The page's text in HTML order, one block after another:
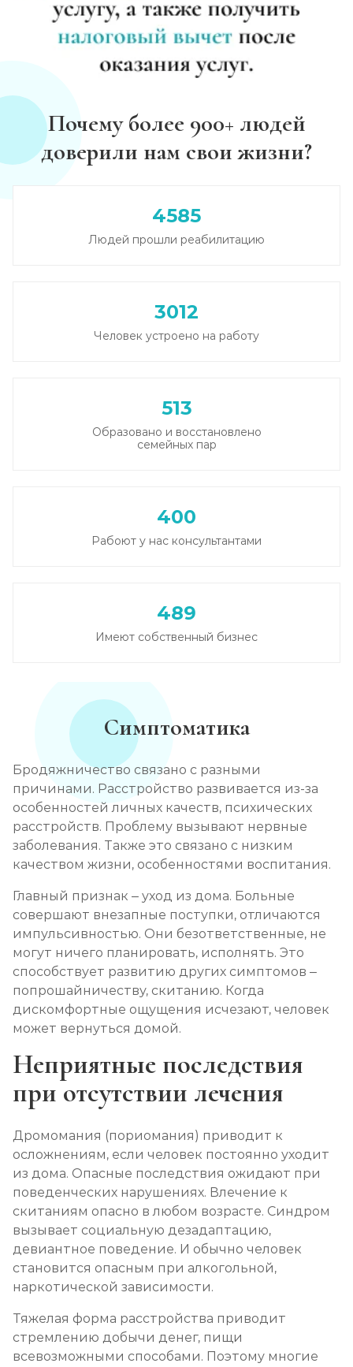
Почему более 900+ людей
доверили нам свои жизни?
4585
Людей прошли реабилитацию
3012
Человек устроено на работу
513
Образовано и восстановлено
семейных пар
400
Рабоют у нас консультантами
489
Имеют собственный бизнес
Симптоматика
Бродяжничество связано с разными
причинами. Расстройство развивается из-за
особенностей личных качеств, психических
расстройств. Проблему вызывают нервные
заболевания. Также это связано с низким
качеством жизни, особенностями воспитания.
Главный признак – уход из дома. Больные
совершают внезапные поступки, отличаются
импульсивностью. Они безответственные, не
могут ничего планировать, исполнять. Это
способствует развитию других симптомов –
попрошайничеству, скитанию. Когда
дискомфортные ощущения исчезают, человек
может вернуться домой.
Неприятные последствия
при отсутствии лечения
Дромомания (пориомания) приводит к
осложнениям, если человек постоянно уходит
из дома. Опасные последствия ожидают при
поведенческих нарушениях. Влечение к
скитаниям опасно в любом возрасте. Синдром
вызывает социальную дезадаптацию,
девиантное поведение. И обычно человек
становится опасным при алкогольной,
наркотической зависимости.
Тяжелая форма расстройства приводит
стремлению добычи денег, пищи
всевозможными способами. Поэтому многие